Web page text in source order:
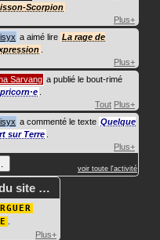
Scorpion
Plus+
a aimé lire La rage de
Plus+
Sarvang a publié le bout-rimé
Tout Plus+
a commenté le texte Quelque
sur Terre
Plus+
voir toute l'activité
site …
Plus+